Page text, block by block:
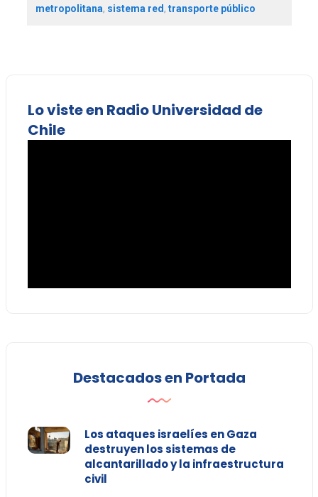
metropolitana, sistema red, transporte público
Lo viste en Radio Universidad de
Chile
Destacados en Portada
Los ataques israelíes en Gaza
destruyen los sistemas de
alcantarillado y la infraestructura
civil